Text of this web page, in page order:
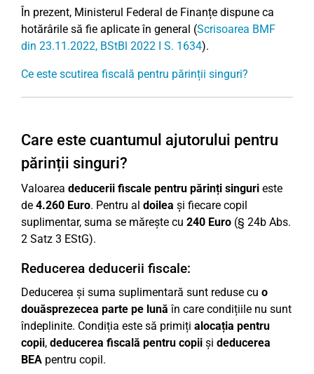
În prezent, Ministerul Federal de Finanțe dispune ca
hotărârile să fie aplicate în general (Scrisoarea BMF
din 23.11.2022, BStBl 2022 I S. 1634).
Ce este scutirea fiscală pentru părinții singuri?
Care este cuantumul ajutorului pentru
părinții singuri?
Valoarea deducerii fiscale pentru părinți singuri este
de 4.260 Euro. Pentru al doilea și fiecare copil
suplimentar, suma se mărește cu 240 Euro (§ 24b Abs.
2 Satz 3 EStG).
Reducerea deducerii fiscale:
Deducerea și suma suplimentară sunt reduse cu o
douăsprezecea parte pe lună în care condițiile nu sunt
îndeplinite. Condiția este să primiți alocația pentru
copii, deducerea fiscală pentru copii și deducerea
BEA pentru copil.